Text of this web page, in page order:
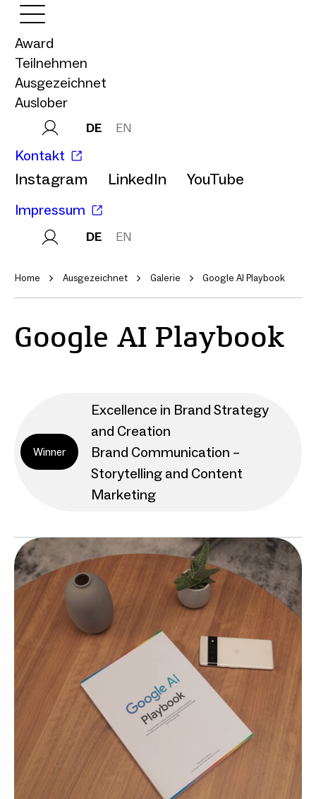
Award
Teilnehmen
Ausgezeichnet
Auslober
DE EN
Kontakt
Instagram LinkedIn YouTube
Impressum
DE EN
Home Ausgezeichnet Galerie Google AI Playbook
Google AI Playbook
Winner
Excellence in Brand Strategy
and Creation
Brand Communication –
Storytelling and Content
Marketing